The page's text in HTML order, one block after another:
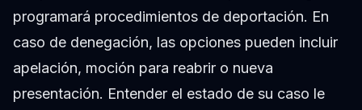
programará procedimientos de deportación. En
caso de denegación, las opciones pueden incluir
apelación, moción para reabrir o nueva
presentación. Entender el estado de su caso le